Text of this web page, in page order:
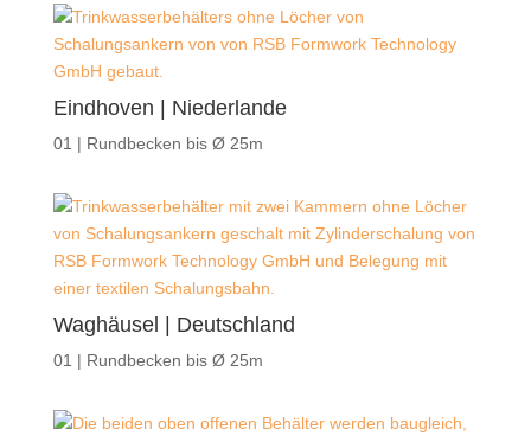
Eindhoven | Niederlande
01 | Rundbecken bis Ø 25m
Waghäusel | Deutschland
01 | Rundbecken bis Ø 25m